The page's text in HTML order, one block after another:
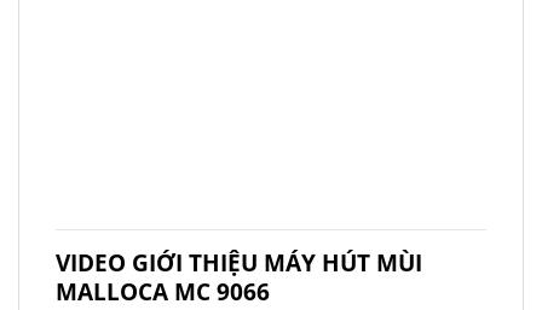
VIDEO GIỚI THIỆU MÁY HÚT MÙI
MALLOCA MC 9066